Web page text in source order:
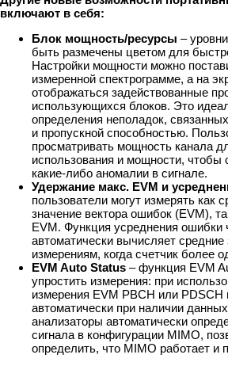
включают в себя:
Блок мощность/ресурсы –
быть размечены цветом для
Настройки мощности можно
измеренной спектрограмме, а на
отображаться задействованные
использующихся блоков. Это
определения неполадок,
и пропускной способностью.
просматривать мощность канала
использования и мощности, чтобы
какие-либо аномалии в сигнале.
Удержание макс. EVM и
пользователи могут измерять как
значение вектора ошибок (EVM),
EVM. Функция усреднения ошибки
автоматически вычисляет
измерениям, когда счетчик более
EVM Auto Status – функция EVM
упростить измерения: при
измерения EVM PBCH или PDSCH
автоматически при наличии
анализаторы автоматически
сигнала в конфигурации MIMO,
определить, что MIMO работает и